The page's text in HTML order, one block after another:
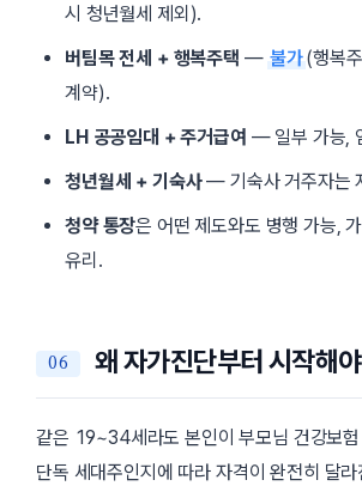
시 청년월세 제외).
버팀목 전세 + 행복주택 — 불가(행복
계약).
LH 공공임대 + 주거급여 — 일부 가능,
청년월세 + 기숙사— 기숙사 거주자는
청약 통장은 어떤 제도와도 병행 가능,
유리.
왜 자가진단부터 시작해
같은 19~34세라도 본인이 부모님 건강보험
단독 세대주인지에 따라 자격이 완전히 달